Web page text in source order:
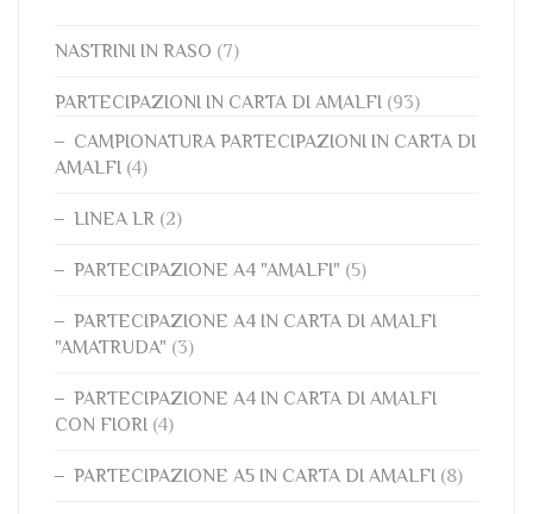
NASTRINI IN RASO (7)
PARTECIPAZIONI IN CARTA DI AMALFI (93)
CAMPIONATURA PARTECIPAZIONI IN CARTA DI
AMALFI (4)
LINEA LR (2)
PARTECIPAZIONE A4 "AMALFI" (5)
PARTECIPAZIONE A4 IN CARTA DI AMALFI
"AMATRUDA" (3)
PARTECIPAZIONE A4 IN CARTA DI AMALFI
CON FIORI (4)
PARTECIPAZIONE A5 IN CARTA DI AMALFI (8)